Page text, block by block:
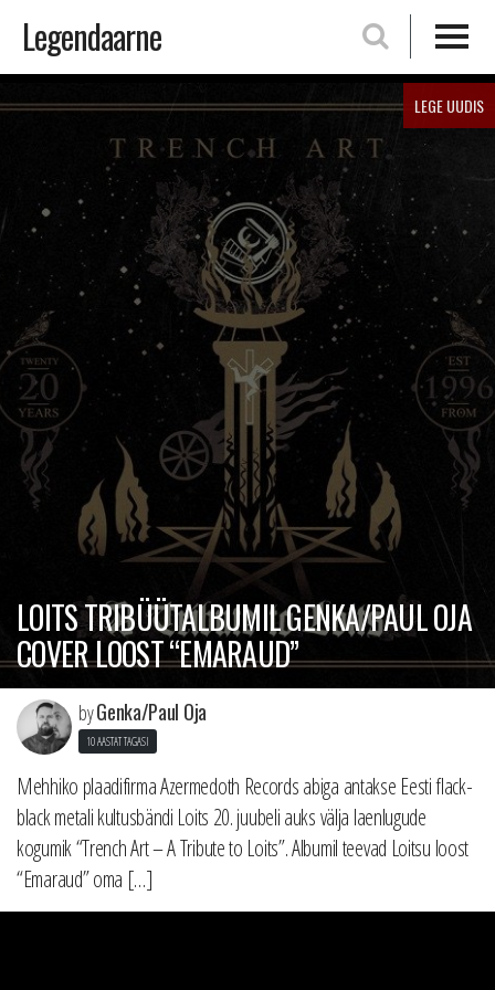
Legendaarne
LEGE UUDIS
LOITS TRIBÜÜTALBUMIL GENKA/PAUL OJA
COVER LOOST “EMARAUD”
byGenka/Paul Oja
10 AASTAT TAGASI
Mehhiko plaadifirma Azermedoth Records abiga antakse Eesti flack-
black metali kultusbändi Loits 20. juubeli auks välja laenlugude
kogumik “Trench Art – A Tribute to Loits”. Albumil teevad Loitsu loost
“Emaraud” oma […]